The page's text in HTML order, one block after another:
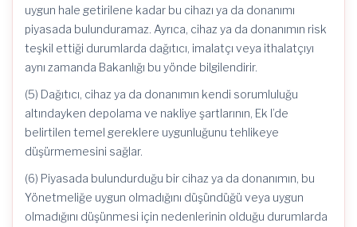
uygun hale getirilene kadar bu cihazı ya da donanımı
piyasada bulunduramaz. Ayrıca, cihaz ya da donanımın risk
teşkil ettiği durumlarda dağıtıcı, imalatçı veya ithalatçıyı
aynı zamanda Bakanlığı bu yönde bilgilendirir.
(5) Dağıtıcı, cihaz ya da donanımın kendi sorumluluğu
altındayken depolama ve nakliye şartlarının, Ek I’de
belirtilen temel gereklere uygunluğunu tehlikeye
düşürmemesini sağlar.
(6) Piyasada bulundurduğu bir cihaz ya da donanımın, bu
Yönetmeliğe uygun olmadığını düşündüğü veya uygun
olmadığını düşünmesi için nedenlerinin olduğu durumlarda